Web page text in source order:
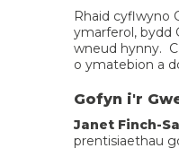
Rhaid cyflwyno
ymarferol, bydd
wneud hynny.
o ymatebion a
Gofyn i'r
Janet Finch-
prentisiaethau